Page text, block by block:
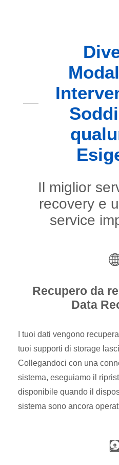
Il miglior
recovery e
service
Recupero da
Data
I tuoi dati vengono
tuoi supporti di storage
Collegandoci con una
sistema, eseguiamo il
disponibile quando il
sistema sono ancora